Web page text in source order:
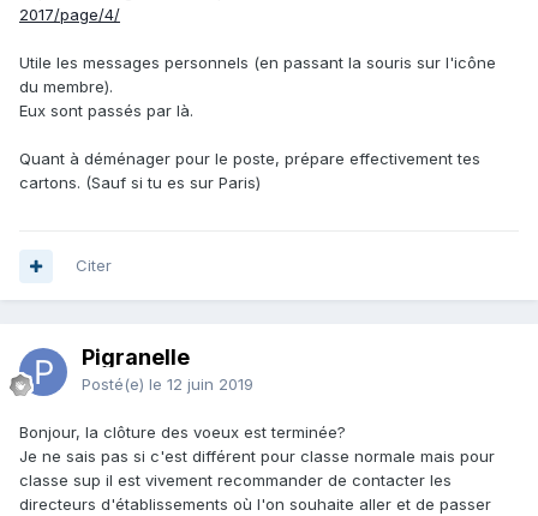
2017/page/4/
Utile les messages personnels (en passant la souris sur l'icône
du membre).
Eux sont passés par là.
Quant à déménager pour le poste, prépare effectivement tes
cartons. (Sauf si tu es sur Paris)
Citer
Pigranelle
Posté(e) le 12 juin 2019
Bonjour, la clôture des voeux est terminée?
Je ne sais pas si c'est différent pour classe normale mais pour
classe sup il est vivement recommander de contacter les
directeurs d'établissements où l'on souhaite aller et de passer